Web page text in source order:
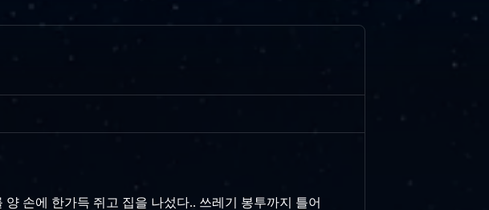
손에 한가득 쥐고 집을 나섰다.. 쓰레기 봉투까지 틀어